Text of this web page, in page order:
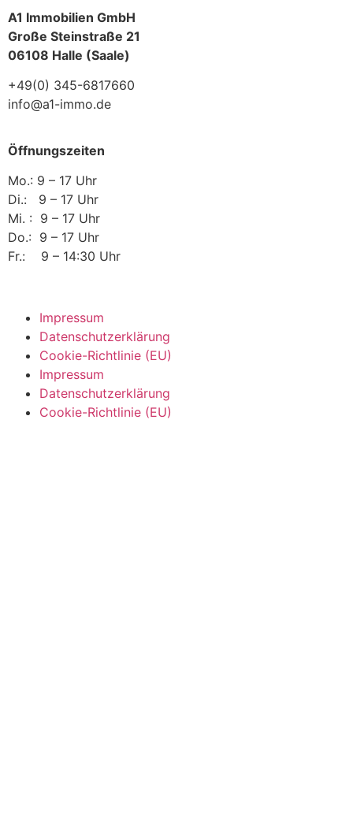
A1 Immobilien GmbH
Große Steinstraße 21
06108 Halle (Saale)
+49(0) 345-6817660
info@a1-immo.de
Öffnungszeiten
Mo.: 9 – 17 Uhr
Di.: 9 – 17 Uhr
Mi. : 9 – 17 Uhr
Do.: 9 – 17 Uhr
Fr.: 9 – 14:30 Uhr
Impressum
Datenschutzerklärung
Cookie-Richtlinie (EU)
Impressum
Datenschutzerklärung
Cookie-Richtlinie (EU)